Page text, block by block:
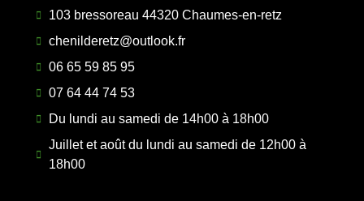
103 bressoreau 44320 Chaumes-en-retz
chenilderetz@outlook.fr
06 65 59 85 95
07 64 44 74 53
Du lundi au samedi de 14h00 à 18h00
Juillet et août du lundi au samedi de 12h00 à
18h00